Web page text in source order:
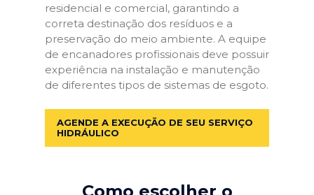
residencial e comercial, garantindo a
correta destinação dos resíduos e a
preservação do meio ambiente. A equipe
de encanadores profissionais deve possuir
experiência na instalação e manutenção
de diferentes tipos de sistemas de esgoto.
AGENDE A EXECUÇÃO DE SEU SERVIÇO
HIDRÁULICO
Como escolher o